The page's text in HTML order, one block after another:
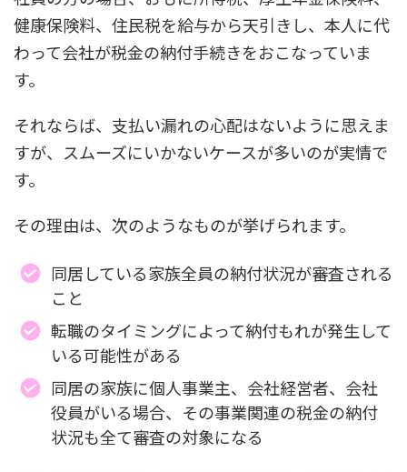
健康保険料、住民税を給与から天引きし、本人に代
わって会社が税金の納付手続きをおこなっていま
す。
それならば、支払い漏れの心配はないように思えま
すが、スムーズにいかないケースが多いのが実情で
す。
その理由は、次のようなものが挙げられます。
同居している家族全員の納付状況が審査される
こと
転職のタイミングによって納付もれが発生して
いる可能性がある
同居の家族に個人事業主、会社経営者、会社
役員がいる場合、その事業関連の税金の納付
状況も全て審査の対象になる